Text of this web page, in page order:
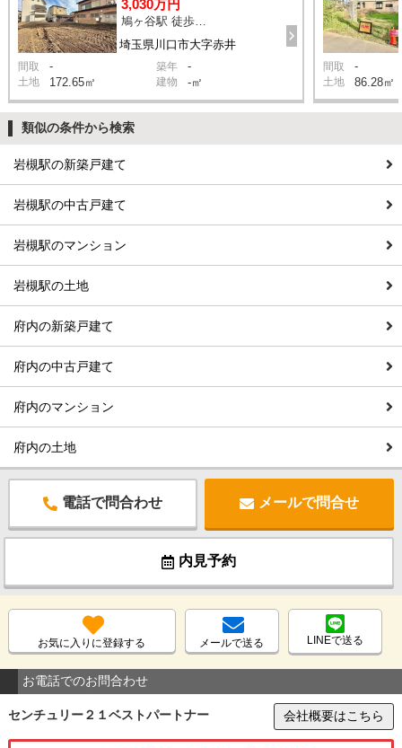
埼玉県川口市大字赤井
3,030万円
鳩ヶ谷駅 徒歩22分
間取 - 築年 -
土地 172.65㎡ 建物 -㎡
間取 -
土地 86.28㎡
類似の条件から検索
岩槻駅の新築戸建て
岩槻駅の中古戸建て
岩槻駅のマンション
岩槻駅の土地
府内の新築戸建て
府内の中古戸建て
府内のマンション
府内の土地
電話で問合わせ メールで問合せ
内見予約
お気に入りに登録する メールで送る LINEで送る
お電話でのお問合わせ
センチュリー２１ベストパートナー 会社概要はこちら